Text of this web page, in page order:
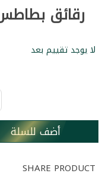
رقائق
لا يوجد تقييم بعد
أضف للسلة
SHARE PRODUCT